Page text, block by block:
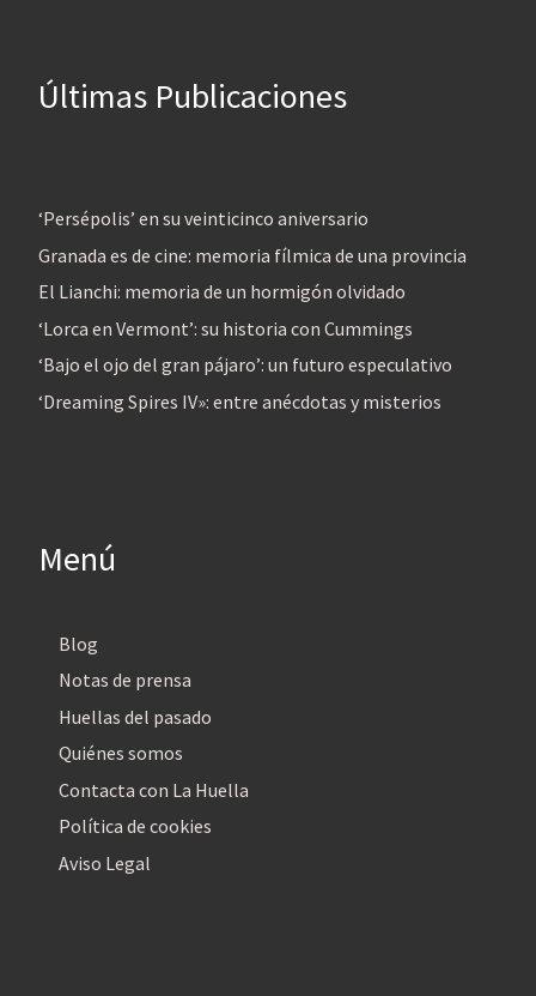
Últimas Publicaciones
‘Persépolis’ en su veinticinco aniversario
Granada es de cine: memoria fílmica de una provincia
El Lianchi: memoria de un hormigón olvidado
‘Lorca en Vermont’: su historia con Cummings
‘Bajo el ojo del gran pájaro’: un futuro especulativo
‘Dreaming Spires IV»: entre anécdotas y misterios
Menú
Blog
Notas de prensa
Huellas del pasado
Quiénes somos
Contacta con La Huella
Política de cookies
Aviso Legal